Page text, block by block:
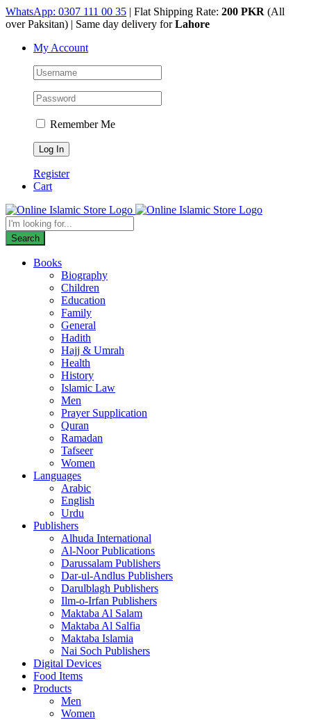
Skip
to
WhatsApp: 0307 111 00 35 | Flat Shipping Rate: 200 PKR (All
over Paksitan) | Same day delivery forLahore
My Account
Remember Me
Register
Cart
Products
search
Search
Books
Biography
Children
Education
Family
General
Hadith
Hajj & Umrah
Health
History
Islamic Law
Men
Prayer Supplication
Quran
Ramadan
Tafseer
Women
Languages
Arabic
English
Urdu
Publishers
Alhuda International
Al-Noor Publications
Darussalam Publishers
Dar-ul-Andlus Publishers
Darulblagh Publishers
Ilm-o-Irfan Publishers
Maktaba Al Salam
Maktaba Al Salfia
Maktaba Islamia
Nai Soch Publishers
Digital Devices
Food Items
Products
Men
Women